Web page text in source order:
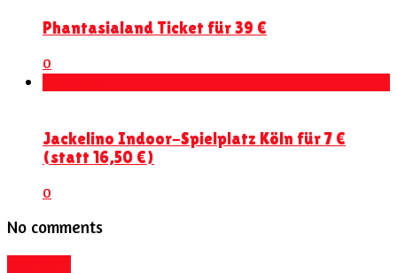
Phantasialand Ticket für 39 €
0
Jackelino Indoor-Spielplatz Köln für 7 €
(statt 16,50 €)
0
No comments